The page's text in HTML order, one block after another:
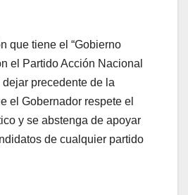
que tiene el “Gobierno
el Partido Acción Nacional
precedente de la
el Gobernador respete el
y se abstenga de apoyar
de cualquier partido